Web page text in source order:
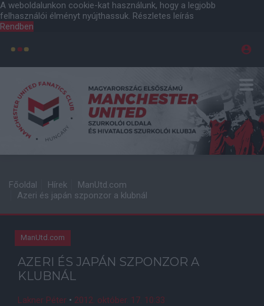
A weboldalunkon cookie-kat használunk, hogy a legjobb
felhasználói élményt nyújthassuk. Részletes leírás
Rendben
Főoldal Hírek
ManUtd.com
Azeri és japán szponzor a klubnál
ManUtd.com
AZERI ÉS JAPÁN SZPONZOR A
KLUBNÁL
Lakner Péter • 2012. október. 17. 10:33